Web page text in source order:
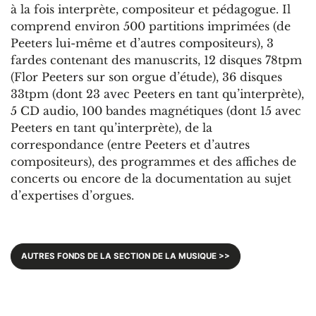
à la fois interprète, compositeur et pédagogue. Il
comprend environ 500 partitions imprimées (de
Peeters lui-même et d’autres compositeurs), 3
fardes contenant des manuscrits, 12 disques 78tpm
(Flor Peeters sur son orgue d’étude), 36 disques
33tpm (dont 23 avec Peeters en tant qu’interprète),
5 CD audio, 100 bandes magnétiques (dont 15 avec
Peeters en tant qu’interprète), de la
correspondance (entre Peeters et d’autres
compositeurs), des programmes et des affiches de
concerts ou encore de la documentation au sujet
d’expertises d’orgues.
AUTRES FONDS DE LA SECTION DE LA MUSIQUE >>